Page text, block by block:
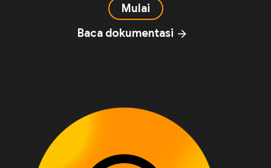
Mulai
Baca dokumentasi arrow_forward